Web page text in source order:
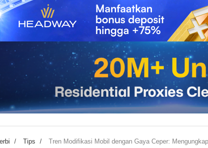
/ Tips /
Tren Modifikasi Mobil dengan Gaya Ceper: